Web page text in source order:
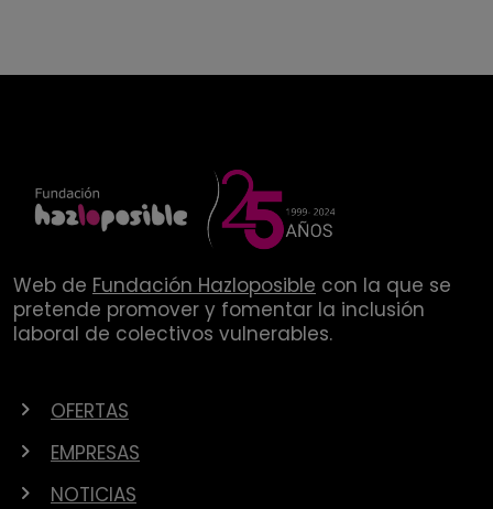
Web de Fundación Hazloposible con la que se
pretende promover y fomentar la inclusión
laboral de colectivos vulnerables.
OFERTAS
EMPRESAS
NOTICIAS